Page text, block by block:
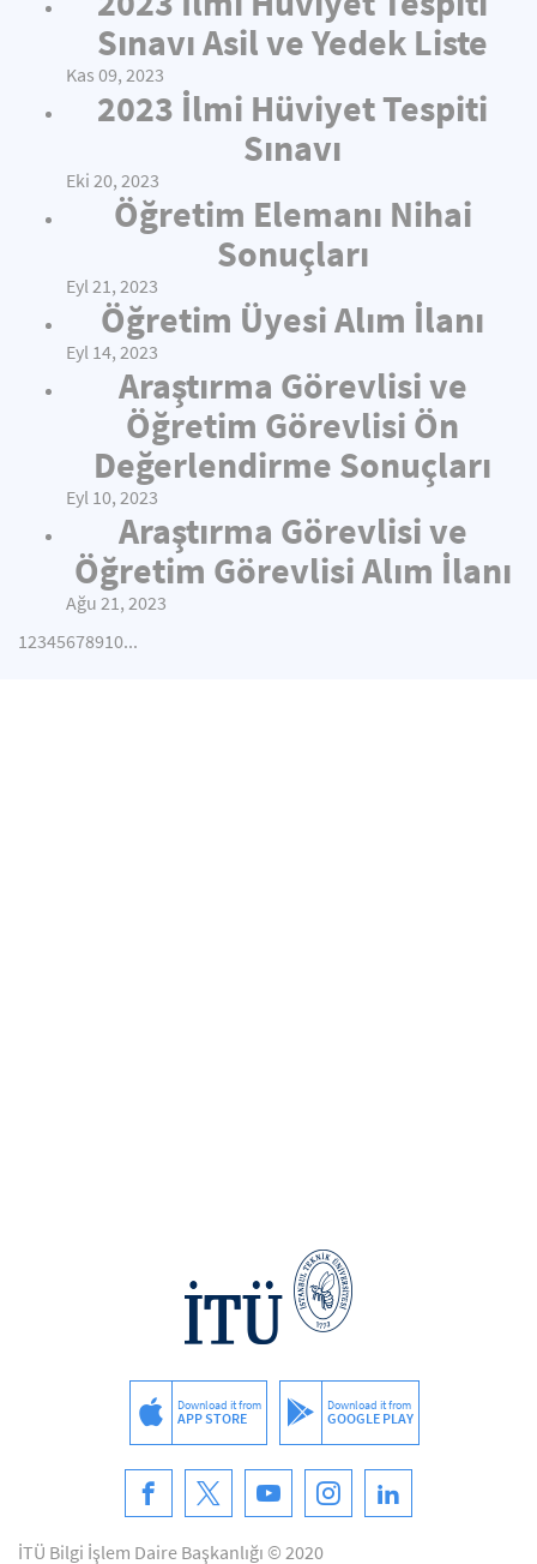
Sınavı Asil ve Yedek Liste
Kas 09, 2023
2023 İlmi Hüviyet Tespiti
Sınavı
Eki 20, 2023
Öğretim Elemanı Nihai
Sonuçları
Eyl 21, 2023
Öğretim Üyesi Alım İlanı
Eyl 14, 2023
Araştırma Görevlisi ve
Öğretim Görevlisi Ön
Değerlendirme Sonuçları
Eyl 10, 2023
Araştırma Görevlisi ve
Öğretim Görevlisi Alım İlanı
Ağu 21, 2023
12345678910...
Download it from
APP STORE
Download it from
GOOGLE PLAY
İTÜ Bilgi İşlem Daire Başkanlığı © 2020